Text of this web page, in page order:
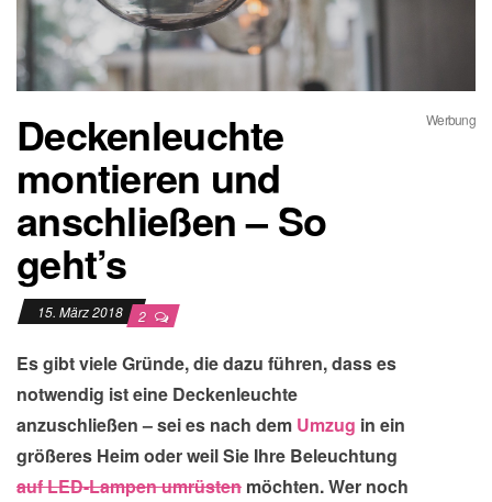
Deckenleuchte
montieren und
anschließen – So
geht’s
Werbung
15. März 2018 2
Es gibt viele Gründe, die dazu führen, dass es
notwendig ist eine Deckenleuchte
anzuschließen – sei es nach dem Umzug in ein
größeres Heim oder weil Sie Ihre Beleuchtung
auf LED-Lampen umrüsten möchten. Wer noch